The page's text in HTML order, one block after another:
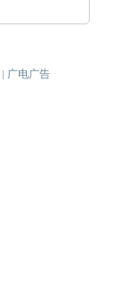
| 广电广告